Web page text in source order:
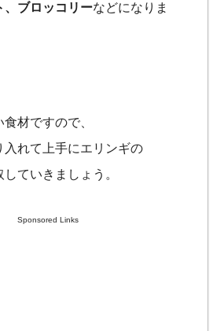
、ブロッコリーなどになりま
材ですので、
入れて上手にエリンギの
ていきましょう。
Sponsored Links